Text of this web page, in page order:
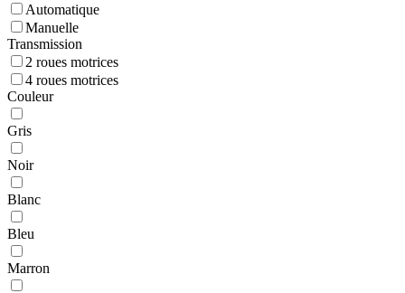
Automatique
Manuelle
Transmission
2 roues motrices
4 roues motrices
Couleur
Gris
Noir
Blanc
Bleu
Marron